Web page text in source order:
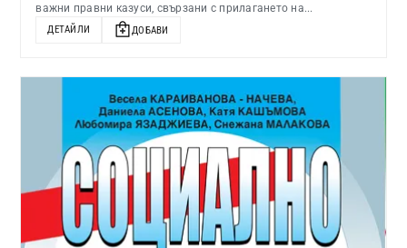
важни правни казуси, свързани с прилагането на...
ДЕТАЙЛИ ДОБАВИ